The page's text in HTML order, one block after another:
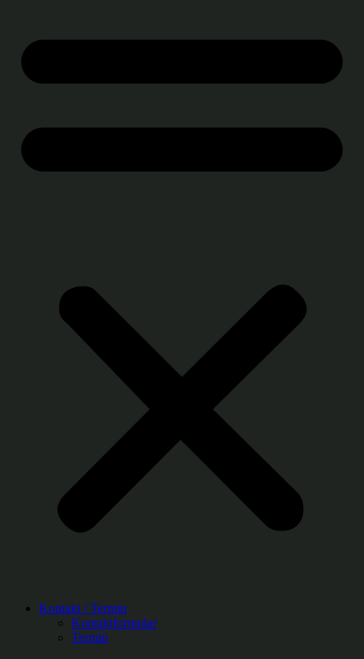
Kontakt / Termin
Kontaktformular
Termin